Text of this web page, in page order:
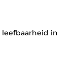
leefbaarheid in